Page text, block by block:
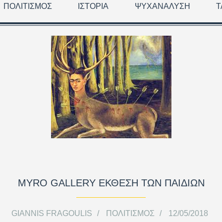
ΠΟΛΙΤΙΣΜΌΣ ΙΣΤΟΡΊΑ ΨΥΧΑΝΆΛΥΣΗ
MYRΌ GALLERY ΈΚΘΕΣΗ ΤΩΝ ΠΑΙΔΙΏΝ
GIANNIS FRAGOULIS ΠΟΛΙΤΙΣΜΌΣ 12/05/2018